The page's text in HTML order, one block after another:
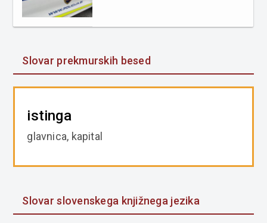
Slovar prekmurskih besed
istinga
glavnica, kapital
Slovar slovenskega knjižnega jezika